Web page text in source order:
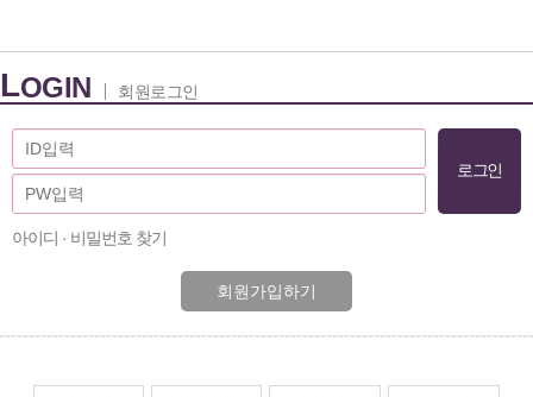
LOGIN 회원로그인
아이디 · 비밀번호 찾기
회원가입하기